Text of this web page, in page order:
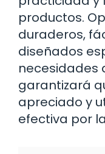
productos.
duraderos,
diseñados
necesidades
garantizará
apreciado y
efectiva por